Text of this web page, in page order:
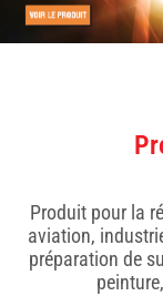
Produit pour la
aviation,
préparation de